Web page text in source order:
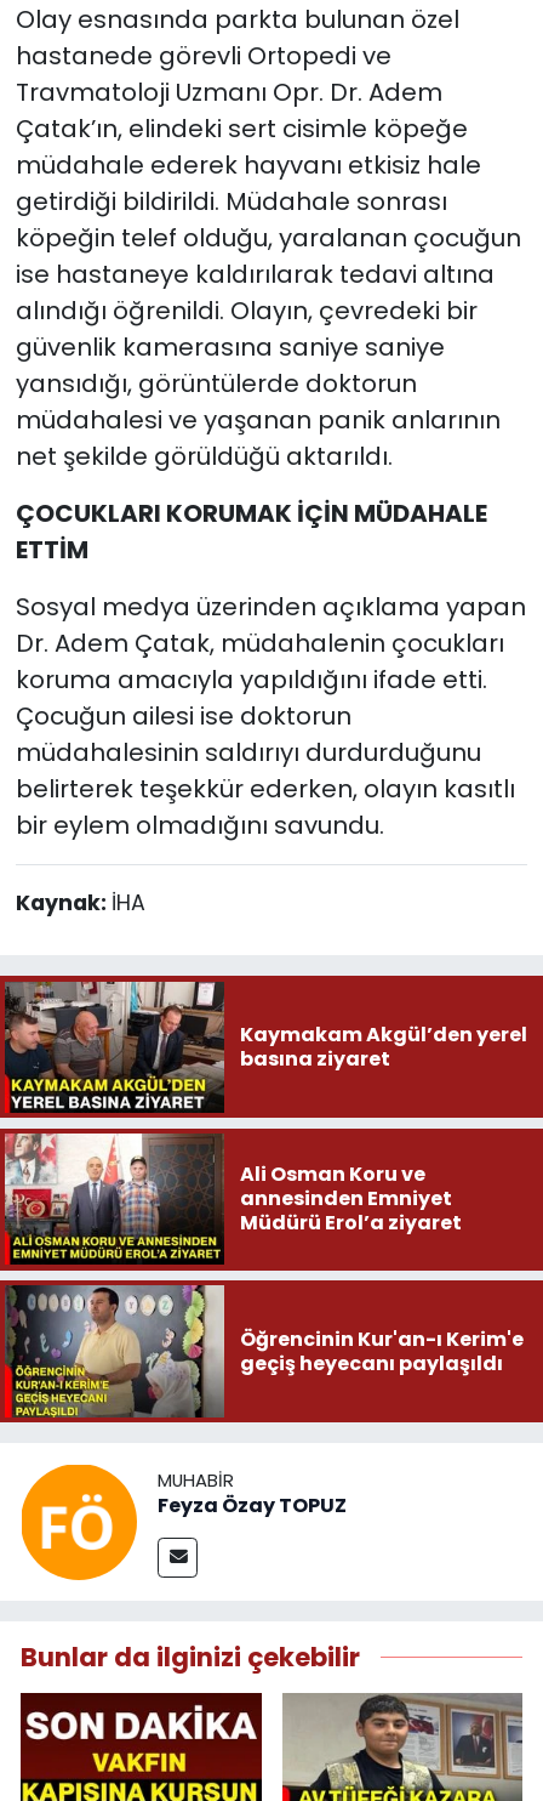
Olay esnasında parkta bulunan özel
hastanede görevli Ortopedi ve
Travmatoloji Uzmanı Opr. Dr. Adem
Çatak’ın, elindeki sert cisimle köpeğe
müdahale ederek hayvanı etkisiz hale
getirdiği bildirildi. Müdahale sonrası
köpeğin telef olduğu, yaralanan çocuğun
ise hastaneye kaldırılarak tedavi altına
alındığı öğrenildi. Olayın, çevredeki bir
güvenlik kamerasına saniye saniye
yansıdığı, görüntülerde doktorun
müdahalesi ve yaşanan panik anlarının
net şekilde görüldüğü aktarıldı.
ÇOCUKLARI KORUMAK İÇİN MÜDAHALE
ETTİM
Sosyal medya üzerinden açıklama yapan
Dr. Adem Çatak, müdahalenin çocukları
koruma amacıyla yapıldığını ifade etti.
Çocuğun ailesi ise doktorun
müdahalesinin saldırıyı durdurduğunu
belirterek teşekkür ederken, olayın kasıtlı
bir eylem olmadığını savundu.
Kaynak: İHA
Kaymakam Akgül’den yerel
basına ziyaret
Ali Osman Koru ve
annesinden Emniyet
Müdürü Erol’a ziyaret
Öğrencinin Kur'an-ı Kerim'e
geçiş heyecanı paylaşıldı
MUHABIR
Feyza Özay TOPUZ
Bunlar da ilginizi çekebilir